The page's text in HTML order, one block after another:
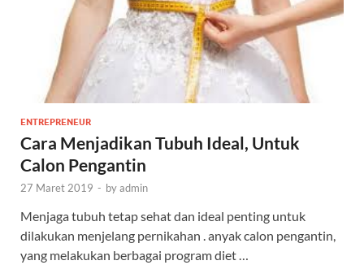
ENTREPRENEUR
Cara Menjadikan Tubuh Ideal, Untuk
Calon Pengantin
27 Maret 2019 - byadmin
Menjaga tubuh tetap sehat dan ideal penting untuk
dilakukan menjelang pernikahan . anyak calon pengantin,
yang melakukan berbagai program diet …